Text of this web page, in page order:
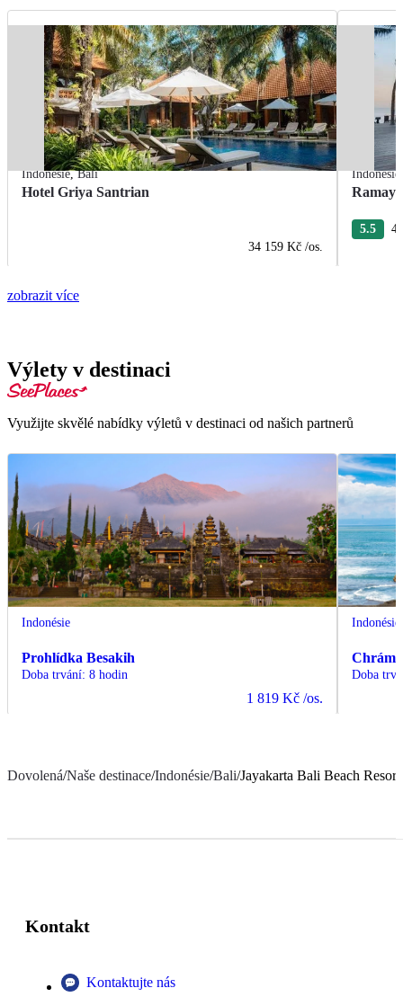
Indonésie,Bali
Hotel Griya Santrian
34 159 Kč /os.
Indonésie
5.5 4
zobrazit více
Výlety v destinaci
Využijte skvělé nabídky výletů v destinaci od našich partnerů
Indonésie
Prohlídka Besakih
Doba trvání: 8 hodin
1 819 Kč /os.
Indonésie
Doba
Dovolená/Naše destinace/Indonésie/Bali/Jayakarta Bali Beach
Kontakt
Kontaktujte nás